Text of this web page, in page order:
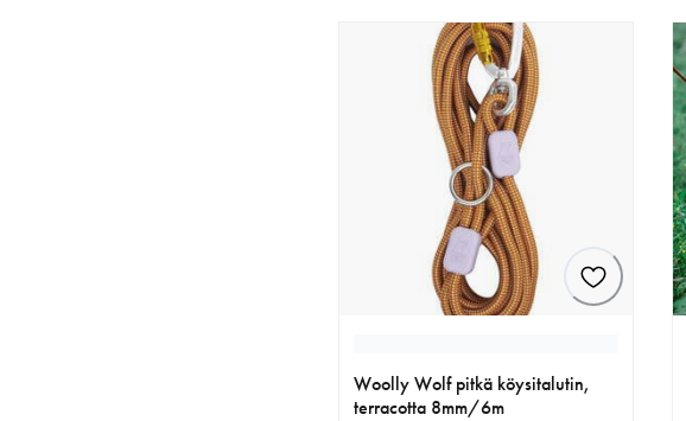
Woolly Wolf pitkä köysitalutin,
terracotta 8mm/6m